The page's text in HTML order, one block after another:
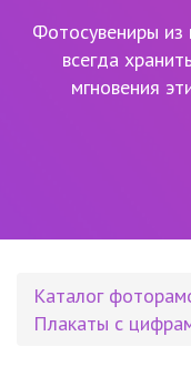
Фотосувениры
всегда
мгновения
Каталог
Плакаты с